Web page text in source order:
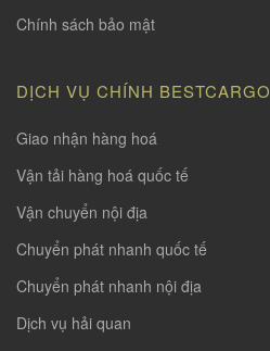
Chính sách bảo mật
DỊCH VỤ CHÍNH BESTCARGO
Giao nhận hàng hoá
Vận tải hàng hoá quốc tế
Vận chuyển nội địa
Chuyển phát nhanh quốc tế
Chuyển phát nhanh nội địa
Dịch vụ hải quan